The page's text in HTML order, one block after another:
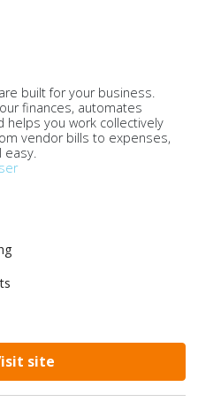
built for your business.
finances, automates
helps you work collectively
vendor bills to expenses,
easy.
site